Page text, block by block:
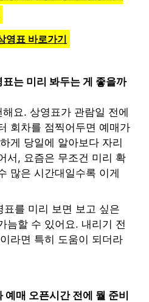
영표 바로가기
는 미리 봐두는 게 좋을까
요. 상영표가 관람일 전에
회차를 점찍어두면 예매가
게 당일에 알아보다 자리
서, 요즘은 무조건 미리 확
많은 시간대일수록 이게
를 미리 보면 보고 싶은
늠할 수 있어요. 내리기 전
라면 특히 도움이 되더라
예매 오픈시간 전에 뭘 준비